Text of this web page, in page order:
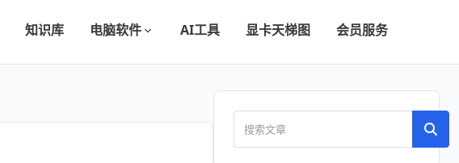
知识库 电脑软件 AI工具 显卡天梯图 会员服务